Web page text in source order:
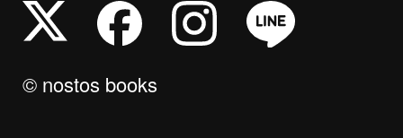
© nostos books